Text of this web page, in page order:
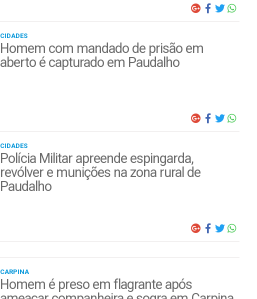
CIDADES
Homem com mandado de prisão em
aberto é capturado em Paudalho
CIDADES
Polícia Militar apreende espingarda,
revólver e munições na zona rural de
Paudalho
CARPINA
Homem é preso em flagrante após